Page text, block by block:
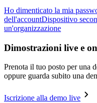
Ho dimenticato la mia
dell'accountDispositivo
un'organizzazione
Dimostrazioni live e
Prenota il tuo posto per una
oppure guarda subito una
Iscrizione alla demo live